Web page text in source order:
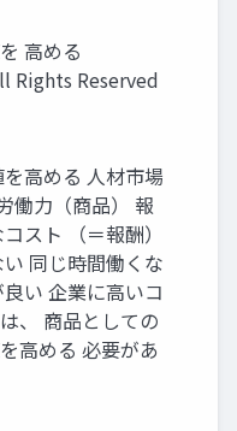
高める
Rights Reserved
高める 人材市場
働力（商品） 報
スト （＝報酬）
同じ時間働くな
い 企業に高いコ
、 商品としての
高める 必要があ